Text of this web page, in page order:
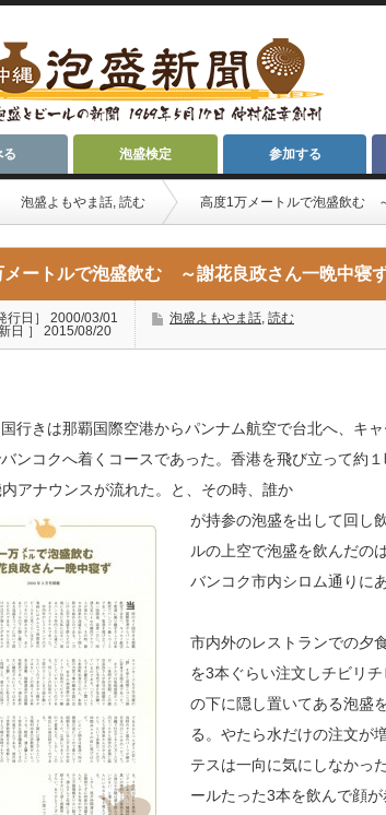
る 泡盛検定 参加する
泡盛よもやま話, 読む 高度1万メートルで泡盛飲む
メートルで泡盛飲む ～謝花良政さん一晩中寝
行日］ 2000/03/01
新日 ］ 2015/08/20
泡盛よもやま話, 読む
行きは那覇国際空港からパンナム航空で台北へ、キ
ンコクへ着くコースであった。香港を飛び立って約
アナウンスが流れた。と、その時、誰か
が持参の泡盛を出して回し
ルの上空で泡盛を飲んだの
バンコク市内シロム通りに
市内外のレストランでの夕
を3本ぐらい注文しチビリ
の下に隠し置いてある泡盛
る。やたら水だけの注文が
テスは一向に気にしなかっ
ールたった3本を飲んで顔